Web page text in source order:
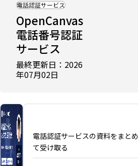
電話認証サービス
OpenCanvas
電話番号認証
サービス
最終更新日：2026
年07月02日
比較記
事に掲
載中
電話認
証サー
13選を
発信
(IVR)・
着信認
電話認証サービスの資料をまとめ
て受け取る